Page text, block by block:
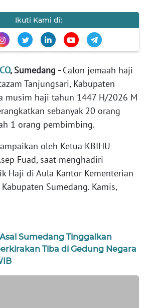
Ikuti Kami di:
, Sumedang -Calon jemaah haji
Tanjungsari, Kabupaten
musim haji tahun 1447 H/2026 M
sebanyak 20 orang
1 orang pembimbing.
oleh Ketua KBIHU
Fuad, saat menghadiri
Haji di Aula Kantor Kementerian
Sumedang. Kamis,
Sumedang Tinggalkan
Tiba di Gedung Negara